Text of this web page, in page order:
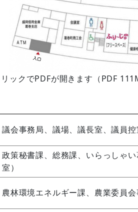
ックでPDFが開きます（PDF
議会事務局、議場、議長室、議員
政策秘書課、総務課、いらっしゃ
室）
農林環境エネルギー課、農業委員